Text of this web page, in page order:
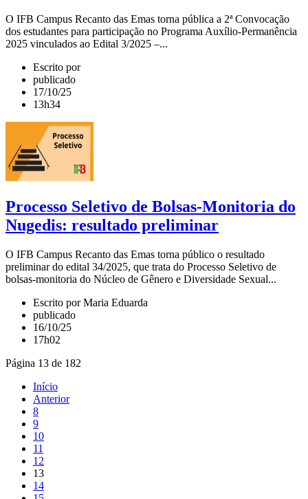
O IFB Campus Recanto das Emas torna pública a 2ª Convocação
dos estudantes para participação no Programa Auxílio-Permanência
2025 vinculados ao Edital 3/2025 –...
Escrito por
publicado
17/10/25
13h34
Processo Seletivo de Bolsas-Monitoria do
Nugedis: resultado preliminar
O IFB Campus Recanto das Emas torna público o resultado
preliminar do edital 34/2025, que trata do Processo Seletivo de
bolsas-monitoria do Núcleo de Gênero e Diversidade Sexual...
Escrito por Maria Eduarda
publicado
16/10/25
17h02
Página 13 de 182
Início
Anterior
8
9
10
11
12
13
14